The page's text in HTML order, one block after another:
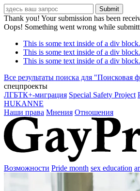
Thank you! Your submission has been
Oops! Something went wrong while
This is some text inside of a div block.
This is some text inside of a div block.
This is some text inside of a div block.
Все результаты поиска для "Поисковая
спецпроекты
ЛГБТК+-миграция Special Safety Project
HUKANNE
Наши права Мнения Отношения
Возможности Pride month sex education